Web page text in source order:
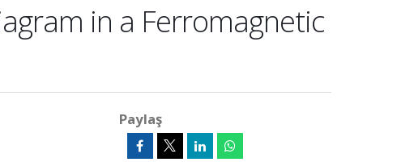
in a Ferromagnetic
Paylaş